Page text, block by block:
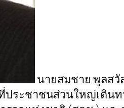
นายสมชาย พูลสวั
ประชาชนส่วนใหญ่เดิน